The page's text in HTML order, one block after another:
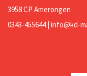
3958 CP Amerongen
0343-455644 | info@kd-